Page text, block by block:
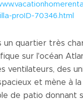
proID-70346.html
un quartier très
sur l'océan
ventilateurs, des
et mène à
de patio donnant